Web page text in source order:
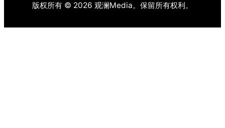
版权所有 © 2026 观澜Media。保留所有权利。